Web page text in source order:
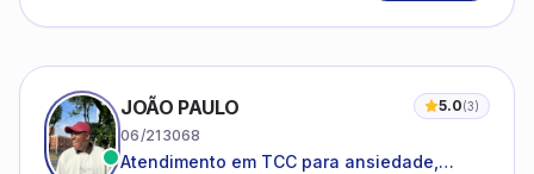
JOÃO PAULO 5.0(3)
06/213068
Atendimento em TCC para ansiedade,